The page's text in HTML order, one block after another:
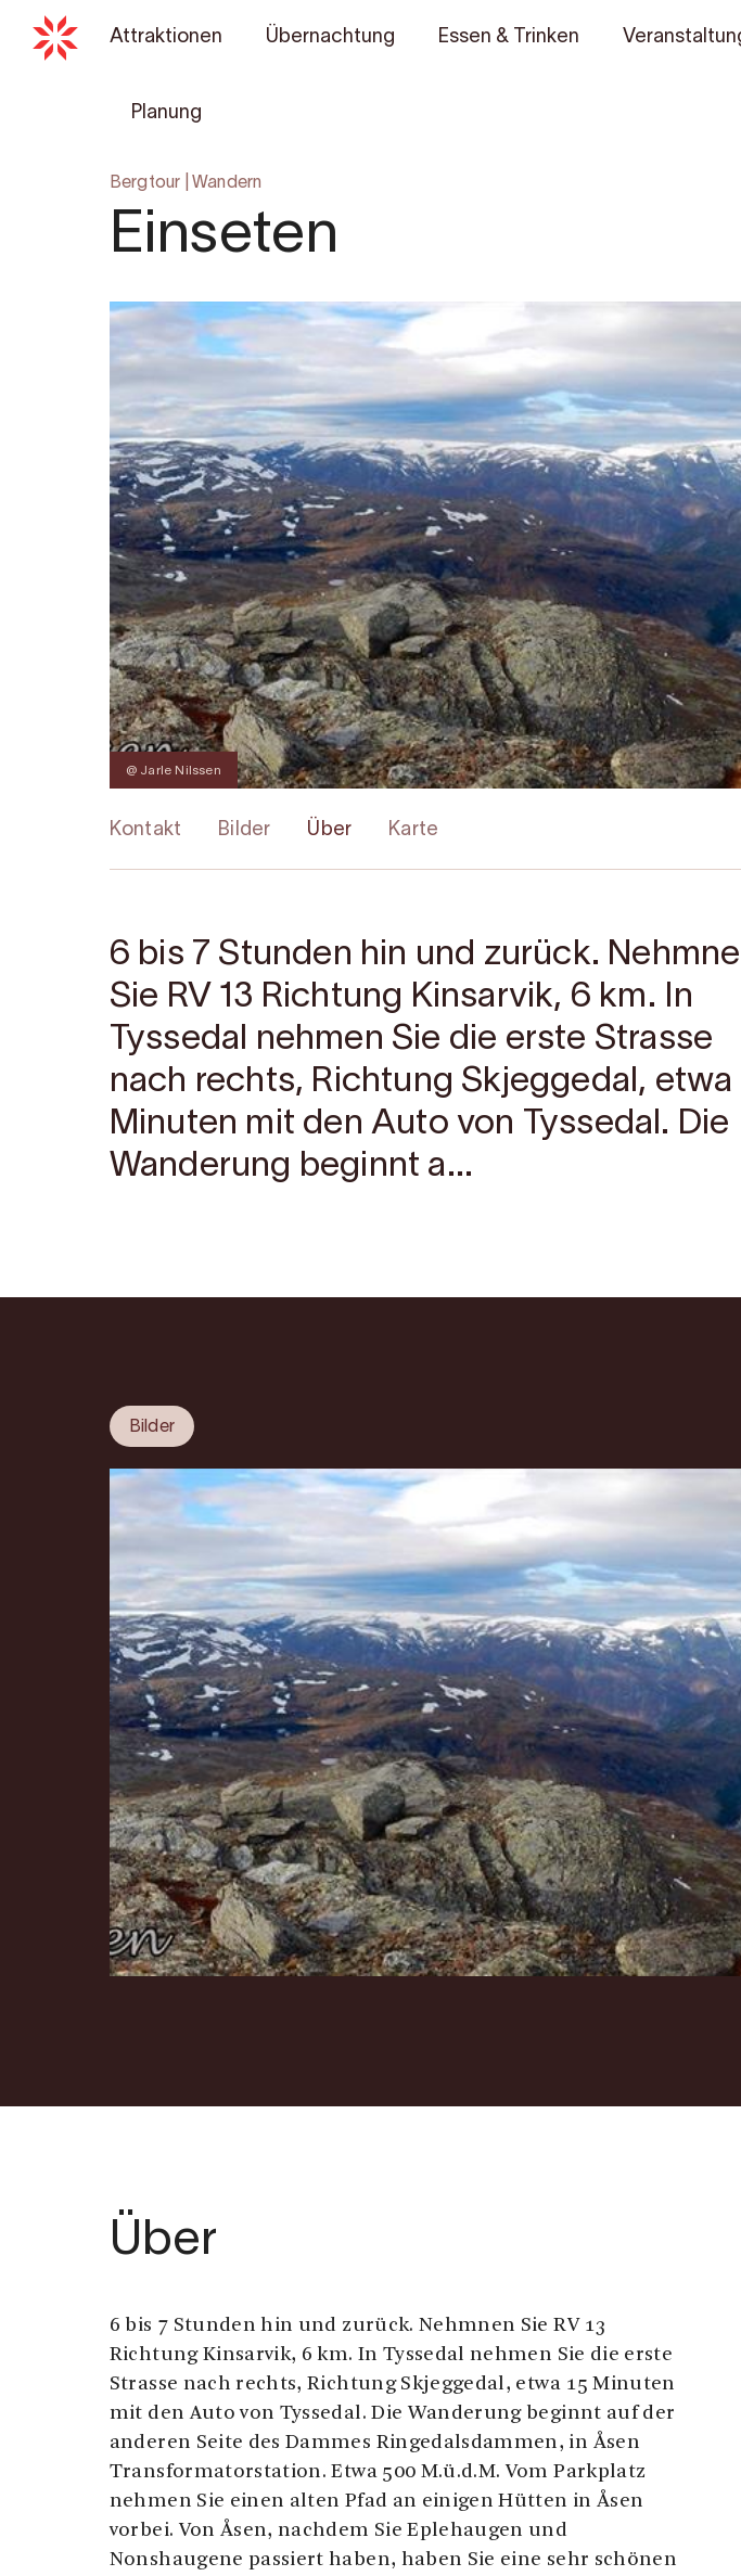
Attraktionen Übernachtung Essen & Trinken
Planung
Bergtour Wandern
Einseten
@ Jarle Nilssen
Kontakt Bilder Über Karte
6 bis 7 Stunden hin und zurück.
Sie RV 13 Richtung Kinsarvik, 6 km. In
Tyssedal nehmen Sie die erste Strasse
nach rechts, Richtung Skjeggedal, etwa
Minuten mit den Auto von Tyssedal. Die
Wanderung beginnt a...
Bilder
Über
6 bis 7 Stunden hin und zurück. Nehmnen Sie RV 13
Richtung Kinsarvik, 6 km. In Tyssedal nehmen Sie die erste
Strasse nach rechts, Richtung Skjeggedal, etwa 15 Minuten
mit den Auto von Tyssedal. Die Wanderung beginnt auf der
anderen Seite des Dammes Ringedalsdammen, in Åsen
Transformatorstation. Etwa 500 M.ü.d.M. Vom Parkplatz
nehmen Sie einen alten Pfad an einigen Hütten in Åsen
vorbei. Von Åsen, nachdem Sie Eplehaugen und
Nonshaugene passiert haben, haben Sie eine sehr schönen